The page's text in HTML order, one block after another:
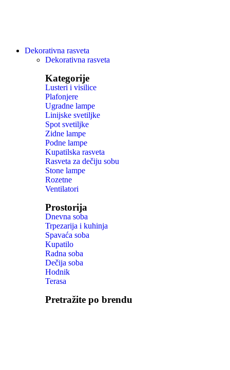
Dekorativna rasveta
Dekorativna rasveta
Kategorije
Lusteri i visilice
Plafonjere
Ugradne lampe
Linijske svetiljke
Spot svetiljke
Zidne lampe
Podne lampe
Kupatilska rasveta
Rasveta za dečiju sobu
Stone lampe
Rozetne
Ventilatori
Prostorija
Dnevna soba
Trpezarija i kuhinja
Spavaća soba
Kupatilo
Radna soba
Dečija soba
Hodnik
Terasa
Pretražite po brendu